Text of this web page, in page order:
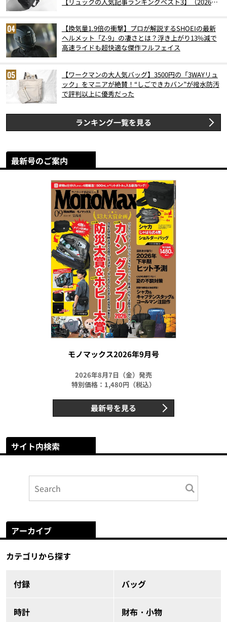
【換気量1.9倍の衝撃】プロが解説するSHOEIの最新
ヘルメット「Z-9」の凄さとは？浮き上がり13%減で
高速ライドも超快適な傑作フルフェイス
【ワークマンの大人気バッグ】3500円の「3WAYリュ
ック」をマニアが絶賛！“しごできカバン”が撥水防汚
で評判以上に優秀だった
ランキング一覧を見る
最新号のご案内
モノマックス2026年9月号
2026年8月7日（金）発売
特別価格：1,480円（税込）
最新号を見る
サイト内検索
アーカイブ
カテゴリから探す
付録 バッグ
時計 財布・小物